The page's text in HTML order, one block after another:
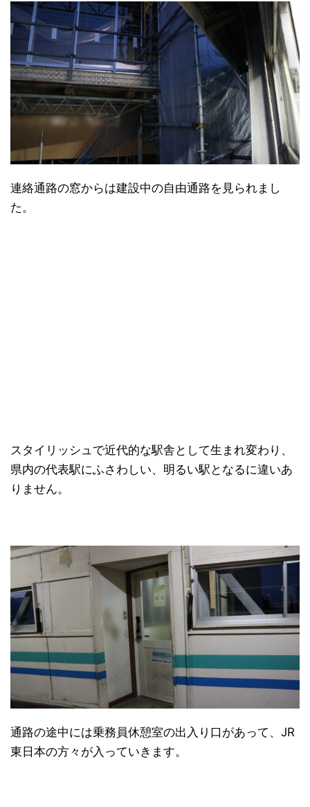
連絡通路の窓からは建設中の自由通路を見られまし
た。
スタイリッシュで近代的な駅舎として生まれ変わり、
県内の代表駅にふさわしい、明るい駅となるに違いあ
りません。
通路の途中には乗務員休憩室の出入り口があって、JR
東日本の方々が入っていきます。